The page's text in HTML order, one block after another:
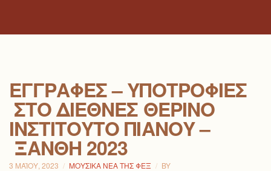
ΕΓΓΡΑΦΈΣ – ΥΠΟΤΡΟΦΊΕΣ
ΣΤΟ ΔΙΕΘΝΈΣ ΘΕΡΙΝΌ
ΙΝΣΤΙΤΟΎΤΟ ΠΙΆΝΟΥ –
ΞΆΝΘΗ 2023
3 ΜΑΪ́ΟΥ, 2023 ΜΟΥΣΙΚΆ ΝΈΑ ΤΗΣ ΦΕΞ BY